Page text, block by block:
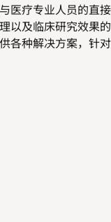
医疗专业人员的直
以及临床研究效果
各种解决方案，针